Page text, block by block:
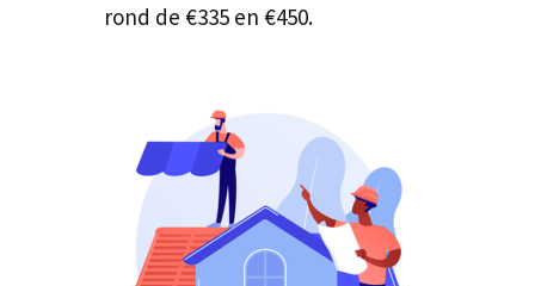
rond de €335 en €450.